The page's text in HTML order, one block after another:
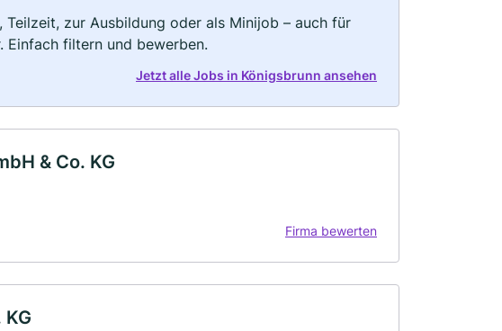
zur Ausbildung oder als Minijob – auch für
Einfach filtern und bewerben.
Jetzt alle Jobs in Königsbrunn ansehen
& Co. KG
Firma bewerten